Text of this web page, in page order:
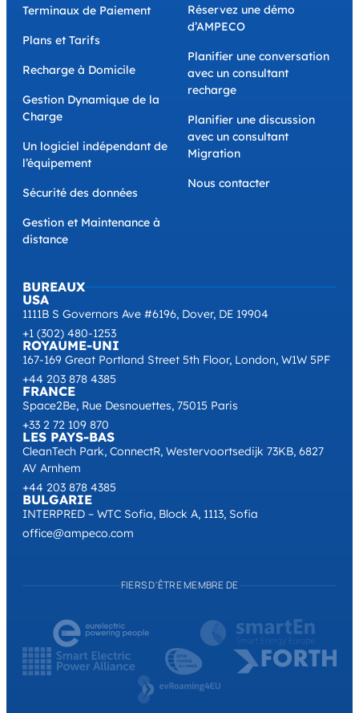
BUREAUX
USA
1111B S Governors Ave #6196, Dover, DE 19904
+1 (302) 480-1253
ROYAUME-UNI
167-169 Great Portland Street 5th Floor, London, W1W 5PF
+44 203 878 4385
FRANCE
Space2Be, Rue Desnouettes, 75015 Paris
+33 2 72 109 870
LES PAYS-BAS
CleanTech Park, ConnectR, Westervoortsedijk 73KB, 6827
AV Arnhem
+44 203 878 4385
BULGARIE
INTERPRED – WTC Sofia, Block A, 1113, Sofia
office@ampeco.com
Terminaux de Paiement
Plans et Tarifs
Recharge à Domicile
Gestion Dynamique de la
Charge
Un logiciel indépendant de
l’équipement
Sécurité des données
Gestion et Maintenance à
distance
Réservez une démo
d’AMPECO
Planifier une conversation
avec un consultant
recharge
Planifier une discussion
avec un consultant
Migration
Nous contacter
FIERS D'ÊTRE MEMBRE DE